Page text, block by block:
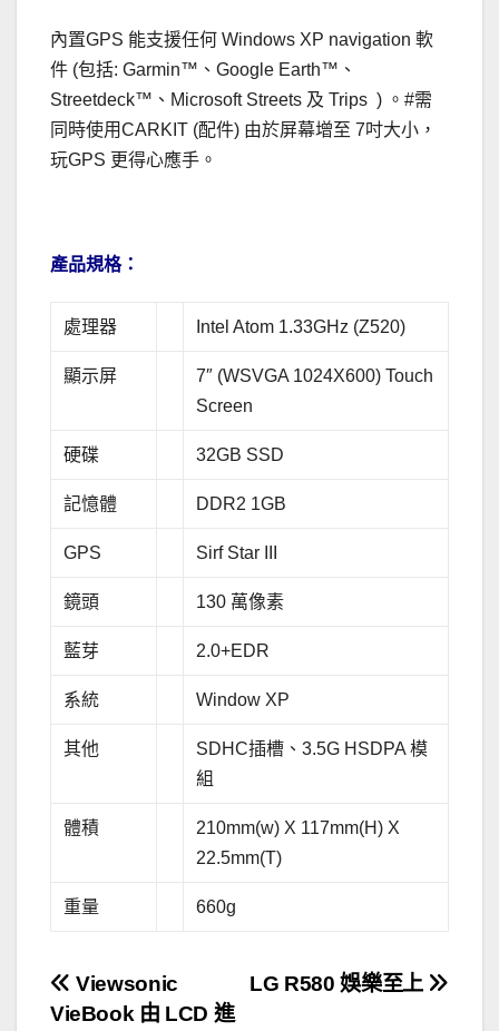
內置GPS 能支援任何 Windows XP navigation 軟
件 (包括: Garmin™、Google Earth™、
Streetdeck™、Microsoft Streets 及 Trips ) 。#需
同時使用CARKIT (配件) 由於屏幕增至 7吋大小，
玩GPS 更得心應手。
產品規格：
處理器 Intel Atom 1.33GHz (Z520)
顯示屏
7″ (WSVGA 1024X600) Touch
Screen
硬碟 32GB SSD
記憶體 DDR2 1GB
GPS Sirf Star III
鏡頭 130 萬像素
藍芽 2.0+EDR
系統 Window XP
其他
SDHC插槽、3.5G HSDPA 模
組
體積
210mm(w) X 117mm(H) X
22.5mm(T)
重量 660g
文
LG R580 娛樂至上
Viewsonic
VieBook 由 LCD 進